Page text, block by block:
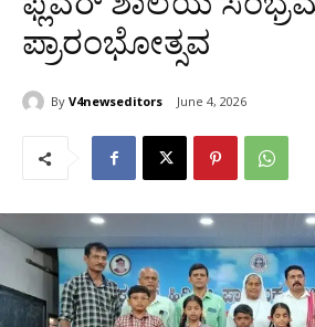
ಪ್ರಾರಂಭೋತ್ಸವ
By V4newseditors June 4, 2026